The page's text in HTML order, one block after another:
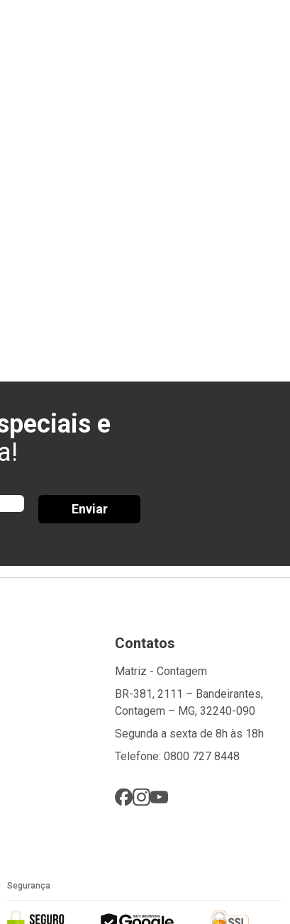
e
Enviar
Contatos
Matriz - Contagem
BR-381, 2111 – Bandeirantes,
Contagem – MG, 32240-090
Segunda a sexta de 8h às 18h
Telefone: 0800 727 8448
Segurança